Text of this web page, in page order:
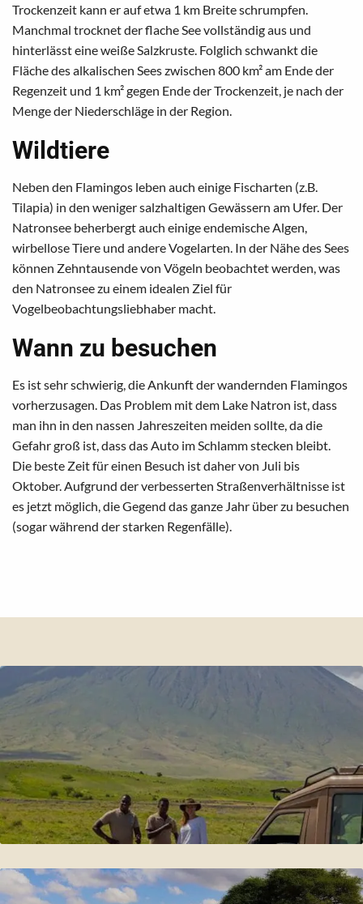
Trockenzeit kann er auf etwa 1 km Breite schrumpfen.
Manchmal trocknet der flache See vollständig aus und
hinterlässt eine weiße Salzkruste. Folglich schwankt die
Fläche des alkalischen Sees zwischen 800 km² am Ende der
Regenzeit und 1 km² gegen Ende der Trockenzeit, je nach der
Menge der Niederschläge in der Region.
Wildtiere
Neben den Flamingos leben auch einige Fischarten (z.B.
Tilapia) in den weniger salzhaltigen Gewässern am Ufer. Der
Natronsee beherbergt auch einige endemische Algen,
wirbellose Tiere und andere Vogelarten. In der Nähe des Sees
können Zehntausende von Vögeln beobachtet werden, was
den Natronsee zu einem idealen Ziel für
Vogelbeobachtungsliebhaber macht.
Wann zu besuchen
Es ist sehr schwierig, die Ankunft der wandernden Flamingos
vorherzusagen. Das Problem mit dem Lake Natron ist, dass
man ihn in den nassen Jahreszeiten meiden sollte, da die
Gefahr groß ist, dass das Auto im Schlamm stecken bleibt.
Die beste Zeit für einen Besuch ist daher von Juli bis
Oktober. Aufgrund der verbesserten Straßenverhältnisse ist
es jetzt möglich, die Gegend das ganze Jahr über zu besuchen
(sogar während der starken Regenfälle).